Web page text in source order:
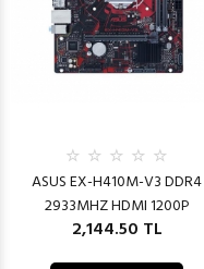
ASUS EX-H410M-V3 DDR4
2933MHZ HDMI 1200P
2,144.50 TL